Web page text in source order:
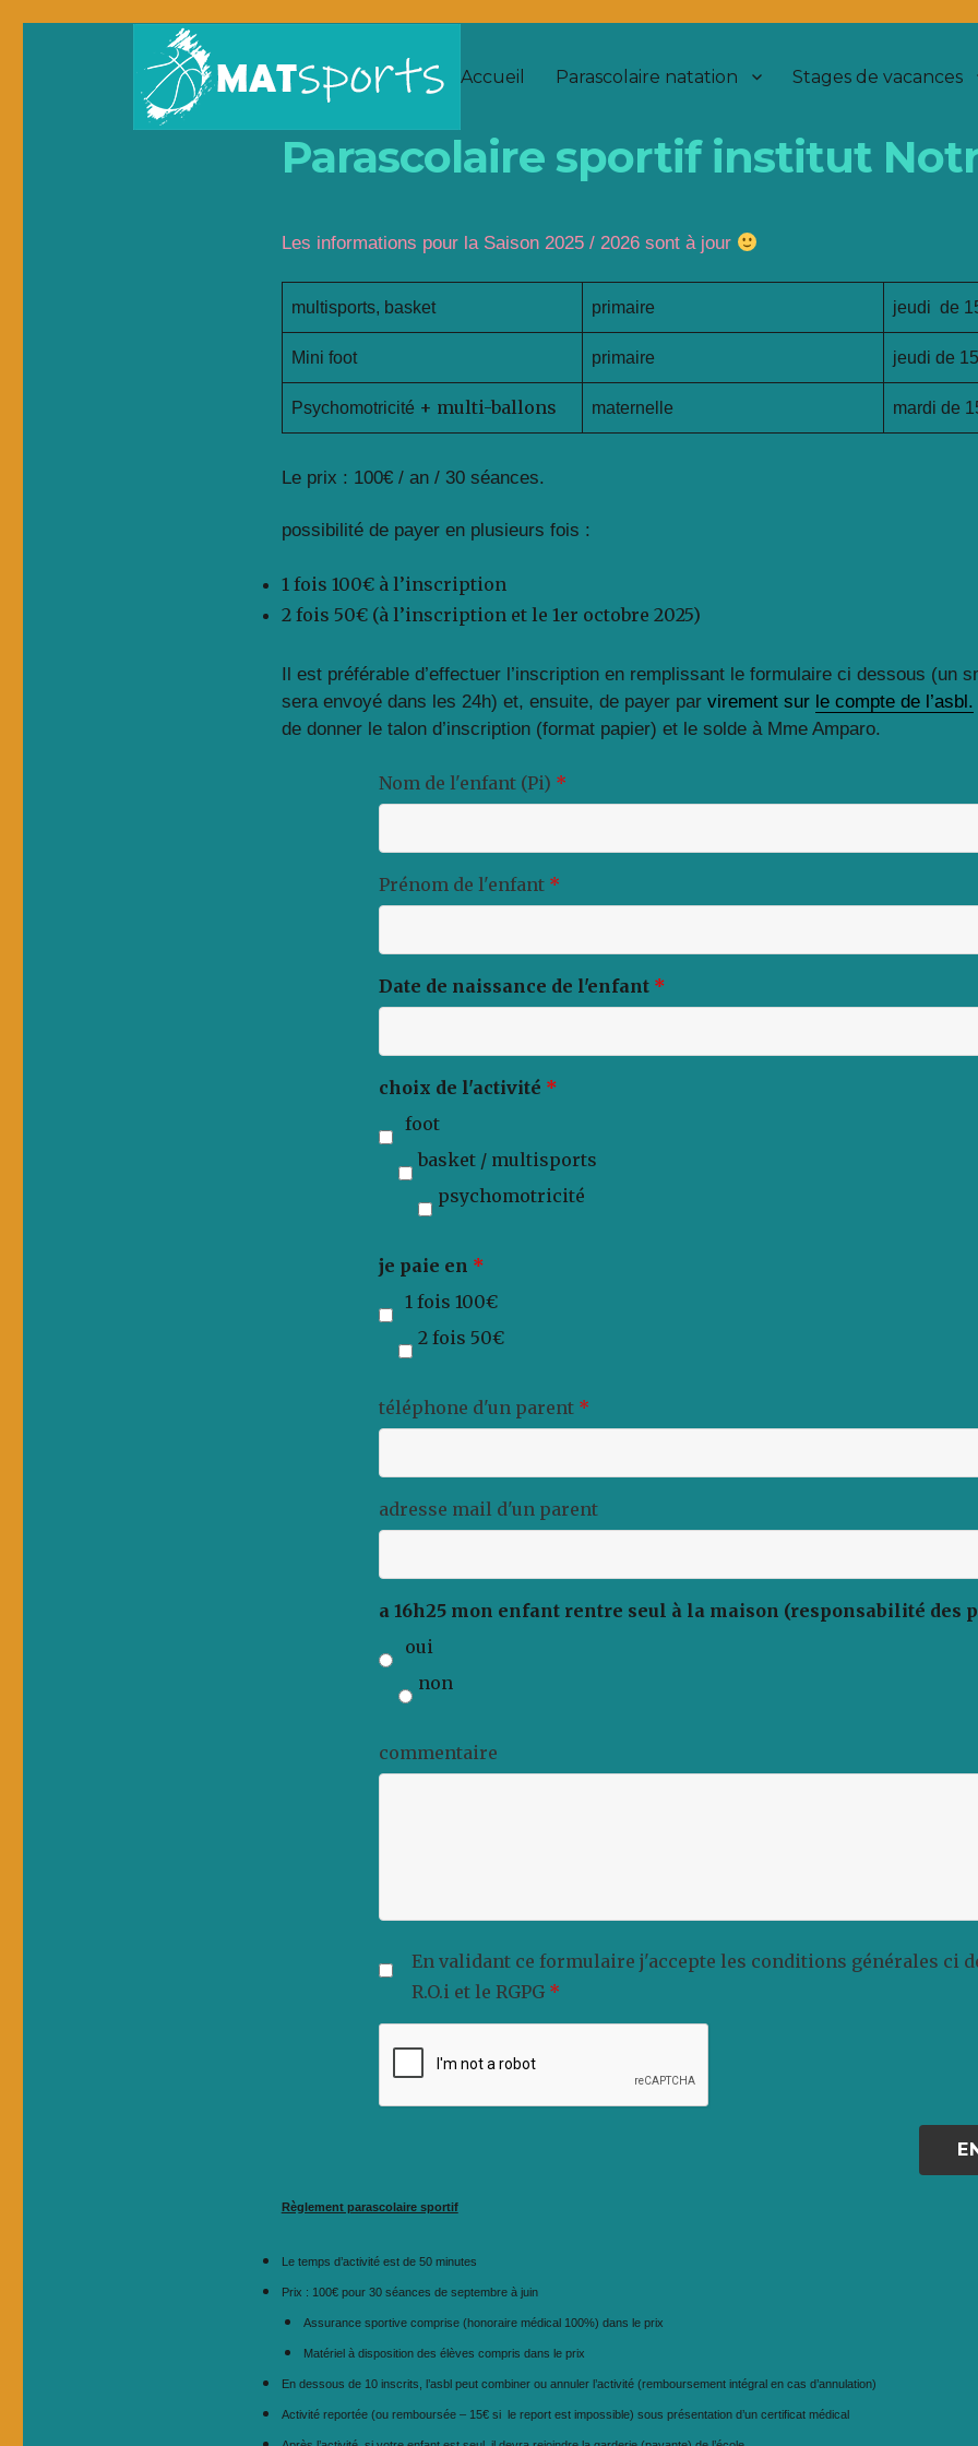
Accueil Parascolaire natation Stages de vacances
Parascolaire sportif institut
Les informations pour la Saison 2025 / 2026 sont à jour
multisports, basket primaire jeudi de
Mini foot primaire jeudi de
Psychomotricité + multi-ballons maternelle mardi de
Le prix : 100€ / an / 30 séances.
possibilité de payer en plusieurs fois :
1 fois 100€ à l’inscription
2 fois 50€ (à l’inscription et le 1er octobre 2025)
Il est préférable d’effectuer l’inscription en remplissant le formulaire ci dessous (un
sera envoyé dans les 24h) et, ensuite, de payer par virement sur le compte de l’asbl.
de donner le talon d’inscription (format papier) et le solde à Mme Amparo.
Nom de l'enfant (Pi) *
Prénom de l'enfant *
Date de naissance de l'enfant *
choix de l'activité *
foot
basket / multisports
psychomotricité
je paie en *
1 fois 100€
2 fois 50€
téléphone d'un parent *
adresse mail d'un parent
a 16h25 mon enfant rentre seul à la maison (responsabilité des
oui
non
commentaire
En validant ce formulaire j'accepte les conditions générales ci
R.O.i et le RGPG *
Règlement parascolaire sportif
Le temps d’activité est de 50 minutes
Prix : 100€ pour 30 séances de septembre à juin
Assurance sportive comprise (honoraire médical 100%) dans le prix
Matériel à disposition des élèves compris dans le prix
En dessous de 10 inscrits, l’asbl peut combiner ou annuler l’activité (remboursement intégral en cas d’annulation)
Activité reportée (ou remboursée – 15€ si le report est impossible) sous présentation d’un certificat médical